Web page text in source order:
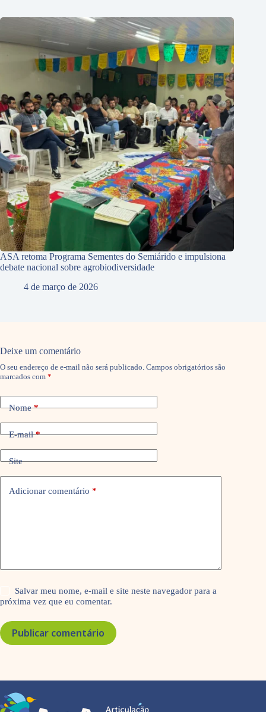
ASA retoma Programa Sementes do Semiárido e impulsiona
debate nacional sobre agrobiodiversidade
4 de março de 2026
Deixe um comentário
O seu endereço de e-mail não será publicado. Campos obrigatórios são
marcados com *
Nome*
E-mail*
Site
Adicionar comentário *
Salvar meu nome, e-mail e site neste navegador para a
próxima vez que eu comentar.
Publicar comentário